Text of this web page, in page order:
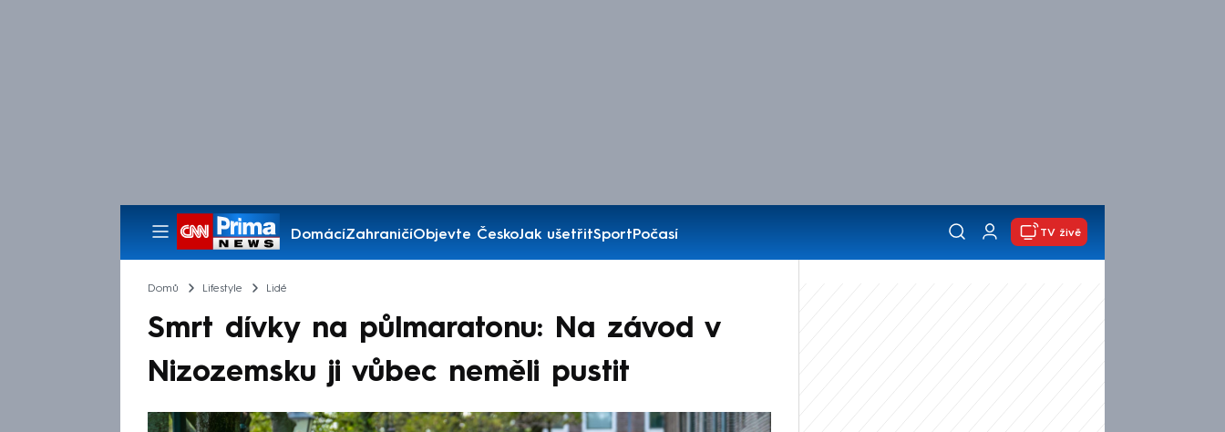
DomácíZahraničíObjevte ČeskoJak ušetřitSportPočasí
Pořady
TV živě
Domů Lifestyle Lidé
Smrt dívky na půlmaratonu: Na závod v
Nizozemsku ji vůbec neměli pustit